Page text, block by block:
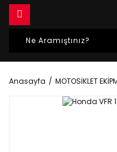
Anasayfa MOTOSİKLET